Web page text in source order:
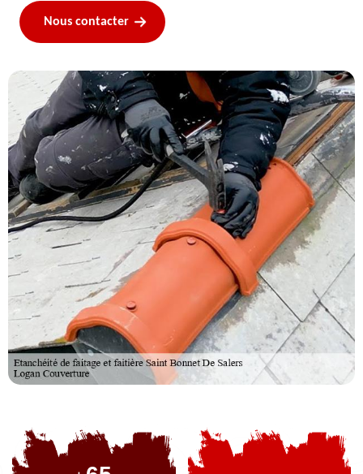
Nous contacter